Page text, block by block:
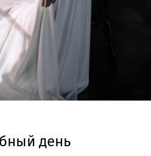
день